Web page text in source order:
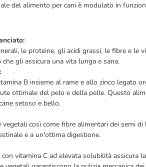
del alimento per cani è modulato in
le proteine, gli acidi grassi, le fibre e le
gli assicura una vita lunga e sana.
B insieme al rame e allo zinco legato
ottimale del pelo e della pelle. Questo
setoso e bello.
così come fibre alimentari dei semi
e a un'ottima digestione.
vitamina C ad elevata solubilità assicura